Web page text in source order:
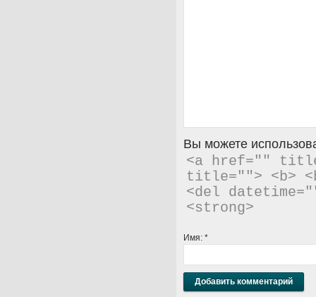
Вы можете
<a href=""
title=""> <b>
<del
<strong>
Имя: *